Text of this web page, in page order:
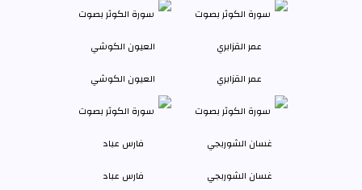
عمر القزابري العيون الكوشي
غسان الشوربجي فارس عباد